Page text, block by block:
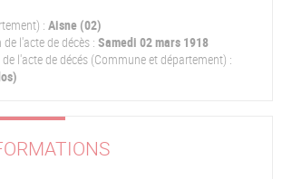
: Aisne (02)
l'acte de décès : Samedi 02 mars 1918
l'acte de décés (Commune et département) :